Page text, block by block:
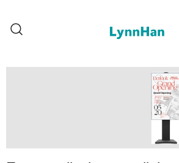
LED/
LED/